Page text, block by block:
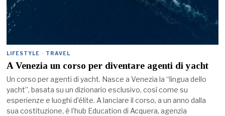
LIFESTYLE · TRAVEL
A Venezia un corso per diventare agenti di yacht
Un corso per agenti di yacht. Nasce a Venezia la “lingua dello
yacht”, basata su un dizionario esclusivo, così come su
esperienze e luoghi d’élite. A lanciare il corso, a un anno dalla
sua costituzione, è l’hub Education di Acquera, agenzia